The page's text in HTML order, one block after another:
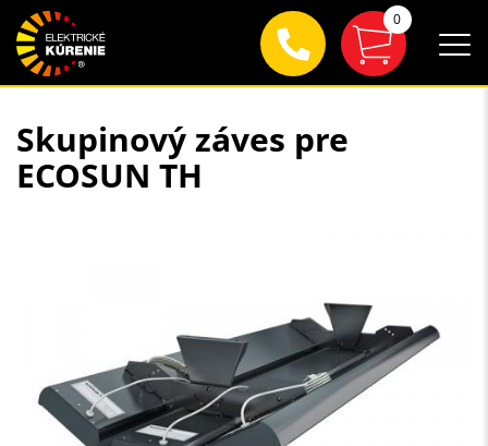
Skupinový záves pre
ECOSUN TH
0